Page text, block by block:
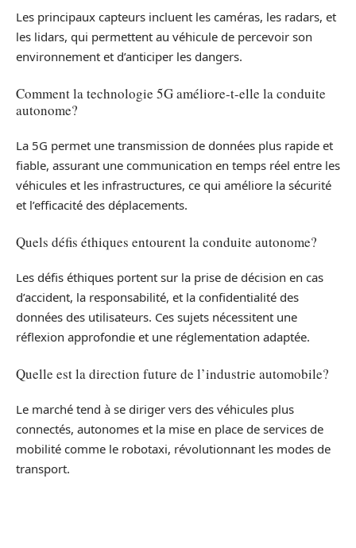
Les principaux capteurs incluent les caméras, les radars, et
les lidars, qui permettent au véhicule de percevoir son
environnement et d’anticiper les dangers.
Comment la technologie 5G améliore-t-elle la conduite
autonome?
La 5G permet une transmission de données plus rapide et
fiable, assurant une communication en temps réel entre les
véhicules et les infrastructures, ce qui améliore la sécurité
et l’efficacité des déplacements.
Quels défis éthiques entourent la conduite autonome?
Les défis éthiques portent sur la prise de décision en cas
d’accident, la responsabilité, et la confidentialité des
données des utilisateurs. Ces sujets nécessitent une
réflexion approfondie et une réglementation adaptée.
Quelle est la direction future de l’industrie automobile?
Le marché tend à se diriger vers des véhicules plus
connectés, autonomes et la mise en place de services de
mobilité comme le robotaxi, révolutionnant les modes de
transport.